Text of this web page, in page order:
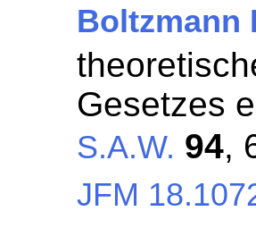
Boltzmann
Gesetzes
S.A.W. 94,
JFM